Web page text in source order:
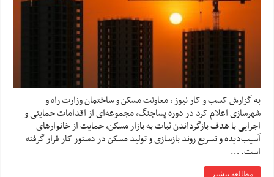
به گزارش کسب و کار نیوز ، معاونت مسکن و ساختمان وزارت راه و
شهرسازی اعلام کرد در دوره پساجنگ، مجموعه‌ای از اقدامات حمایتی و
اجرایی با هدف بازگرداندن ثبات به بازار مسکن، حمایت از خانوارهای
آسیب‌دیده و تسریع روند بازسازی و تولید مسکن در دستور کار قرار گرفته
است. …
مطالعه بیشتر